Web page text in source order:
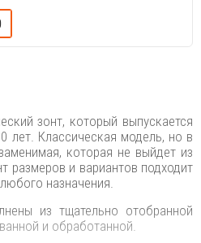
зонт, который выпускается
лет. Классическая модель, но в
которая не выйдет из
размеров и вариантов подходит
назначения.
из тщательно отобранной
и обработанной.